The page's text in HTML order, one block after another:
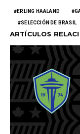
ERLING HAALAND
SELECCIÓN DE BRASIL
ARTÍCULOS